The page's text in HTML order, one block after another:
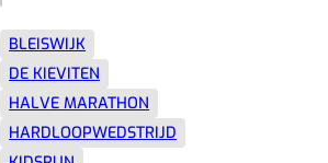
BLEISWIJK
DE KIEVITEN
HALVE MARATHON
HARDLOOPWEDSTRIJD